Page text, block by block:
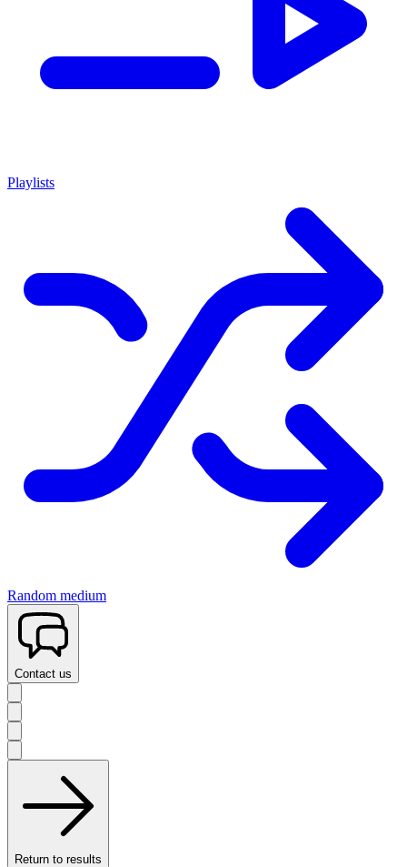
Playlists
Random medium
Contact us
Return to results